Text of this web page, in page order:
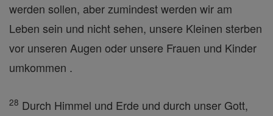
werden sollen, aber zumindest werden wir am
Leben sein und nicht sehen, unsere Kleinen sterben
vor unseren Augen oder unsere Frauen und Kinder
umkommen .
28 Durch Himmel und Erde und durch unser Gott,